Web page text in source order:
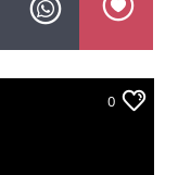
0